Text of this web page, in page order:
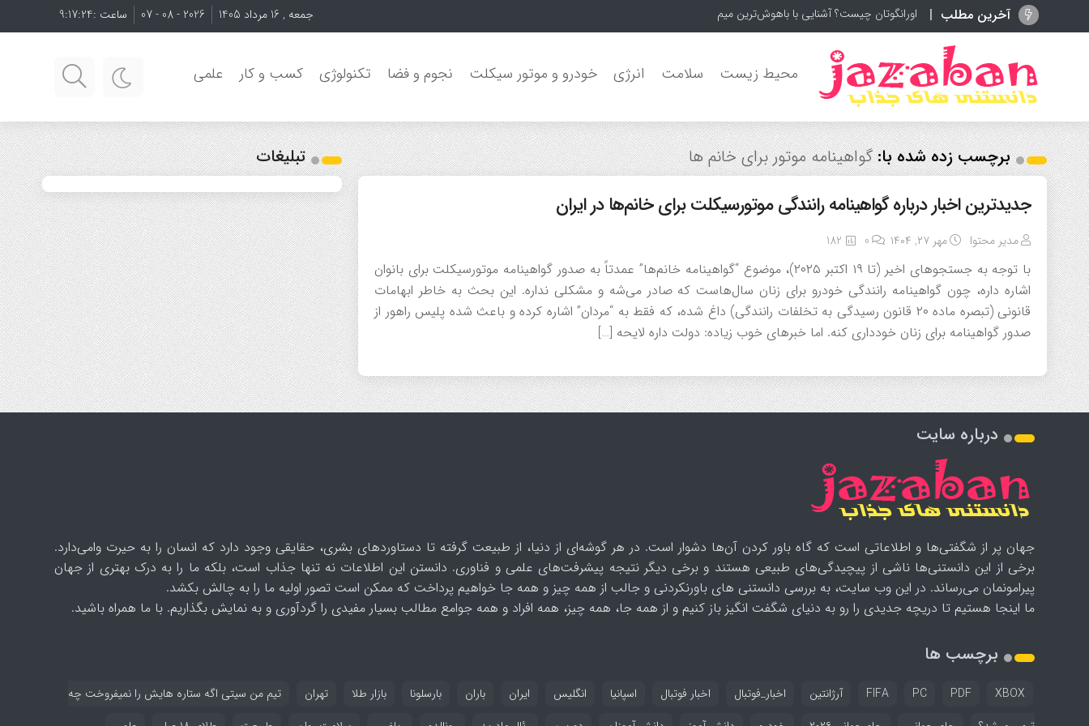
آخرین مطلب اورانگوتان چیست؟ آشنایی با باهوش‌ترین میمون جنگل جمعه , 16 مرداد 1405 2026 - 08 - 07 ساعت :9:17:24
محیط زیست سلامت انرژی خودرو و موتور سیکلت نجوم و فضا تکنولوژی کسب و کار علمی
برچسب زده شده با:گواهینامه موتور برای خانم ها
جدیدترین اخبار درباره گواهینامه رانندگی موتورسیکلت برای خانم‌ها در ایران
مدیر محتوا مهر ۲۷, ۱۴۰۴ 0
182
با توجه به جستجوهای اخیر (تا ۱۹ اکتبر ۲۰۲۵)، موضوع “گواهینامه خانم‌ها” عمدتاً به صدور گواهینامه موتورسیکلت برای بانوان
اشاره داره، چون گواهینامه رانندگی خودرو برای زنان سال‌هاست که صادر می‌شه و مشکلی نداره. این بحث به خاطر ابهامات
قانونی (تبصره ماده ۲۰ قانون رسیدگی به تخلفات رانندگی) داغ شده، که فقط به “مردان” اشاره کرده و باعث شده پلیس راهور از
صدور گواهینامه برای زنان خودداری کنه. اما خبرهای خوب زیاده: دولت داره لایحه […]
تبلیغات
درباره سایت
جهان پر از شگفتی‌ها و اطلاعاتی است که گاه باور کردن آن‌ها دشوار است. در هر گوشه‌ای از دنیا، از طبیعت گرفته تا دستاوردهای بشری، حقایقی وجود دارد که انسان را به حیرت وامی‌دارد.
برخی از این دانستنی‌ها ناشی از پیچیدگی‌های طبیعی هستند و برخی دیگر نتیجه پیشرفت‌های علمی و فناوری. دانستن این اطلاعات نه تنها جذاب است، بلکه ما را به درک بهتری از جهان
پیرامونمان می‌رساند. در این وب سایت، به بررسی دانستنی های باورنکردنی و جالب از همه چیز و همه جا خواهیم پرداخت که ممکن است تصور اولیه ما را به چالش بکشد.
ما اینجا هستیم تا دریچه جدیدی را رو به دنیای شگفت انگیز باز کنیم و از همه جا، همه چیز، همه افراد و همه جوامع مطالب بسیار مفیدی را گردآوری و به نمایش بگذاریم. با ما همراه باشید.
برچسب ها
FIFA PC PDF XBOX آرژانتین اخبار_فوتبال اخبار فوتبال اسپانیا انگلیس ایران باران بارسلونا بازار طلا تهران
تیم من سیتی اگه ستاره هایش را نمیفروخت چه